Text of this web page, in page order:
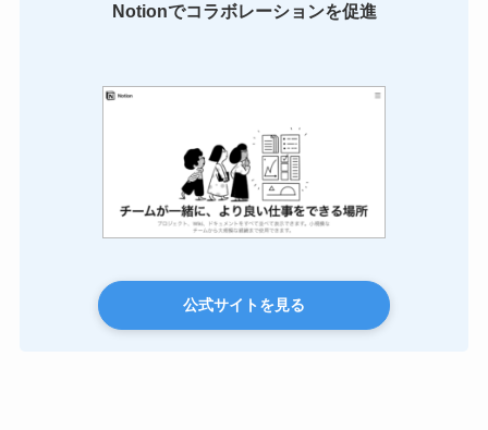
Notionでコラボレーションを促進
公式サイトを見る